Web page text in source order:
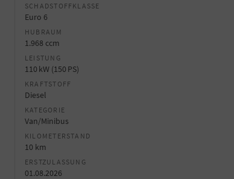
SCHADSTOFFKLASSE
Euro 6
HUBRAUM
1.968 ccm
LEISTUNG
110 kW (150 PS)
KRAFTSTOFF
Diesel
KATEGORIE
Van/Minibus
KILOMETERSTAND
10 km
ERSTZULASSUNG
01.08.2026